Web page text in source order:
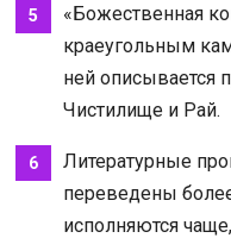
«Божественная
краеугольным
ней описывается
Чистилище и Рай.
Литературные
переведены
исполняются